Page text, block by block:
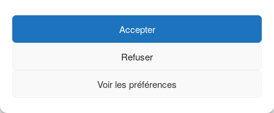
Accepter
Refuser
Voir les préférences